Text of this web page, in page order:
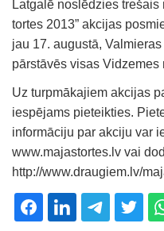
Latgalē noslēdzies
tortes 2013” akcijas
jau 17. augustā,
pārstāvēs visas Vidzemes
Uz turpmākajiem akcijas
iespējams pieteikties.
informāciju par akciju var
www.majastortes.lv vai
http://www.draugiem.lv/